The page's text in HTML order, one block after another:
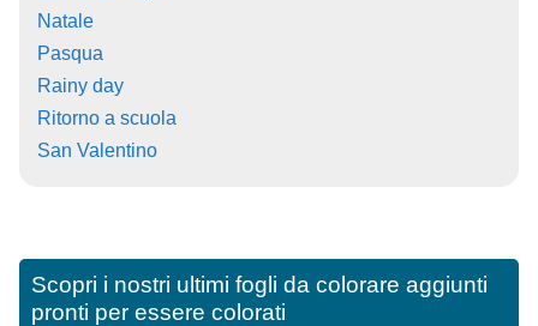
Natale
Pasqua
Rainy day
Ritorno a scuola
San Valentino
Scopri i nostri ultimi fogli da colorare aggiunti
pronti per essere colorati